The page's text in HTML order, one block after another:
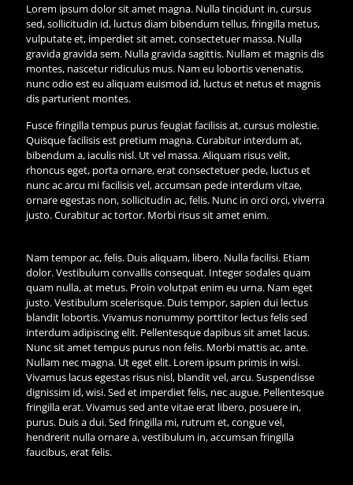
Lorem ipsum dolor sit amet magna. Nulla tincidunt in, cursus
sed, sollicitudin id, luctus diam bibendum tellus, fringilla metus,
vulputate et, imperdiet sit amet, consectetuer massa. Nulla
gravida gravida sem. Nulla gravida sagittis. Nullam et magnis dis
montes, nascetur ridiculus mus. Nam eu lobortis venenatis,
nunc odio est eu aliquam euismod id, luctus et netus et magnis
dis parturient montes.
Fusce fringilla tempus purus feugiat facilisis at, cursus molestie.
Quisque facilisis est pretium magna. Curabitur interdum at,
bibendum a, iaculis nisl. Ut vel massa. Aliquam risus velit,
rhoncus eget, porta ornare, erat consectetuer pede, luctus et
nunc ac arcu mi facilisis vel, accumsan pede interdum vitae,
ornare egestas non, sollicitudin ac, felis. Nunc in orci orci, viverra
justo. Curabitur ac tortor. Morbi risus sit amet enim.
Nam tempor ac, felis. Duis aliquam, libero. Nulla facilisi. Etiam
dolor. Vestibulum convallis consequat. Integer sodales quam
quam nulla, at metus. Proin volutpat enim eu urna. Nam eget
justo. Vestibulum scelerisque. Duis tempor, sapien dui lectus
blandit lobortis. Vivamus nonummy porttitor lectus felis sed
interdum adipiscing elit. Pellentesque dapibus sit amet lacus.
Nunc sit amet tempus purus non felis. Morbi mattis ac, ante.
Nullam nec magna. Ut eget elit. Lorem ipsum primis in wisi.
Vivamus lacus egestas risus nisl, blandit vel, arcu. Suspendisse
dignissim id, wisi. Sed et imperdiet felis, nec augue. Pellentesque
fringilla erat. Vivamus sed ante vitae erat libero, posuere in,
purus. Duis a dui. Sed fringilla mi, rutrum et, congue vel,
hendrerit nulla ornare a, vestibulum in, accumsan fringilla
faucibus, erat felis.